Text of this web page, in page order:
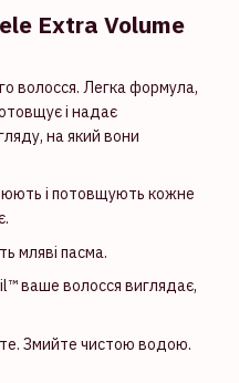
Extra Volume
волосся. Легка формула,
і надає
на який вони
і потовщують кожне
мляві пасма.
ваше волосся виглядає,
Змийте чистою водою.